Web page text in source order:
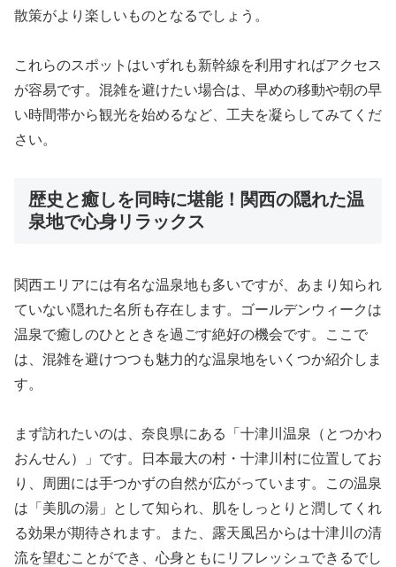
散策がより楽しいものとなるでしょう。
これらのスポットはいずれも新幹線を利用すればアクセス
が容易です。混雑を避けたい場合は、早めの移動や朝の早
い時間帯から観光を始めるなど、工夫を凝らしてみてくだ
さい。
歴史と癒しを同時に堪能！関西の隠れた温
泉地で心身リラックス
関西エリアには有名な温泉地も多いですが、あまり知られ
ていない隠れた名所も存在します。ゴールデンウィークは
温泉で癒しのひとときを過ごす絶好の機会です。ここで
は、混雑を避けつつも魅力的な温泉地をいくつか紹介しま
す。
まず訪れたいのは、奈良県にある「十津川温泉（とつかわ
おんせん）」です。日本最大の村・十津川村に位置してお
り、周囲には手つかずの自然が広がっています。この温泉
は「美肌の湯」として知られ、肌をしっとりと潤してくれ
る効果が期待されます。また、露天風呂からは十津川の清
流を望むことができ、心身ともにリフレッシュできるでし